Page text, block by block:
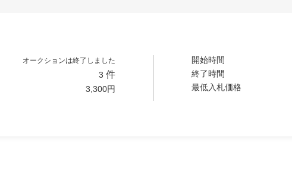
オークションは終了しました
3 件
3,300円
開始時間
終了時間
最低入札価格